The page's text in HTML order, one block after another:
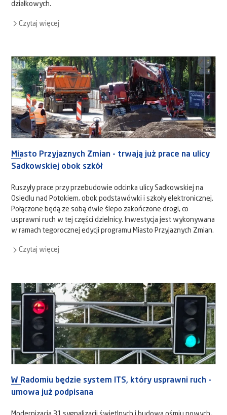
działkowych.
Czytaj więcej
Miasto Przyjaznych Zmian - trwają już prace na ulicy
Sadkowskiej obok szkół
Ruszyły prace przy przebudowie odcinka ulicy Sadkowskiej na
Osiedlu nad Potokiem, obok podstawówki i szkoły elektronicznej.
Połączone będą ze sobą dwie ślepo zakończone drogi, co
usprawni ruch w tej części dzielnicy. Inwestycja jest wykonywana
w ramach tegorocznej edycji programu Miasto Przyjaznych Zmian.
Czytaj więcej
W Radomiu będzie system ITS, który usprawni ruch -
umowa już podpisana